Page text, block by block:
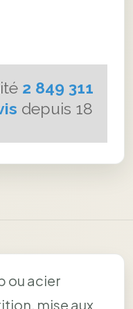
ou acier
mise aux